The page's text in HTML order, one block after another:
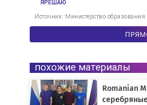
ЯРЕШАЮ
Источник: Министерство образования
похожие материалы
Romanian